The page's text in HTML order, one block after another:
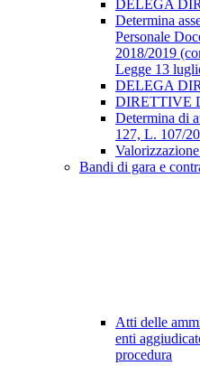
DELEGA
Determina
Personale
2018/2019
Legge 13
DELEGA
DIRETTIVE
Determina di
127, L. 107/
Bandi di gara e
Atti delle
enti
procedura